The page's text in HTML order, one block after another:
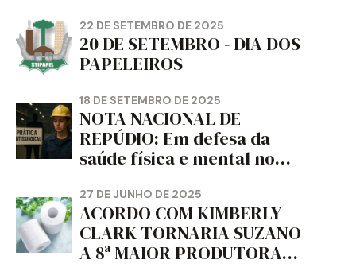
22 DE SETEMBRO DE 2025
20 DE SETEMBRO - DIA DOS
PAPELEIROS
18 DE SETEMBRO DE 2025
NOTA NACIONAL DE
REPÚDIO: Em defesa da
saúde física e mental no
da dignidade sindical.
27 DE JUNHO DE 2025
ACORDO COM KIMBERLY-
CLARK TORNARIA SUZANO
A 8ª MAIOR PRODUTORA